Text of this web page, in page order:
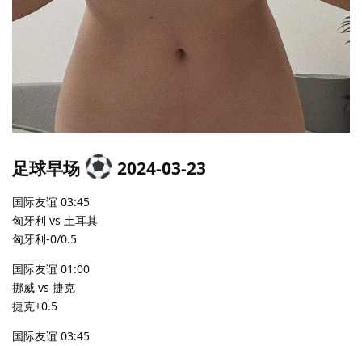
足球早场 2024-03-23
国际友谊 03:45
匈牙利 vs 土耳其
匈牙利-0/0.5
国际友谊 01:00
挪威 vs 捷克
捷克+0.5
国际友谊 03:45